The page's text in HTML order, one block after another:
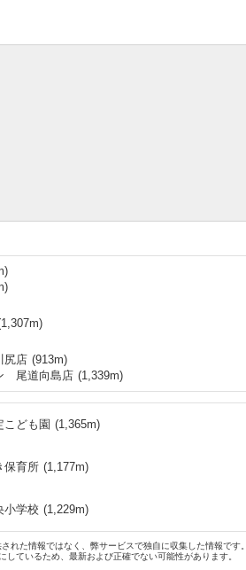
1,307m)
尻店 (913m)
尾道向島店 (1,339m)
こども園 (1,365m)
育所 (1,177m)
小学校 (1,229m)
れた情報ではなく、弊サービスで独自に収集した情報です。
ているため、最新および正確でない可能性があります。